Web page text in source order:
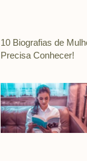
10 Biografias de
Precisa Conhecer!